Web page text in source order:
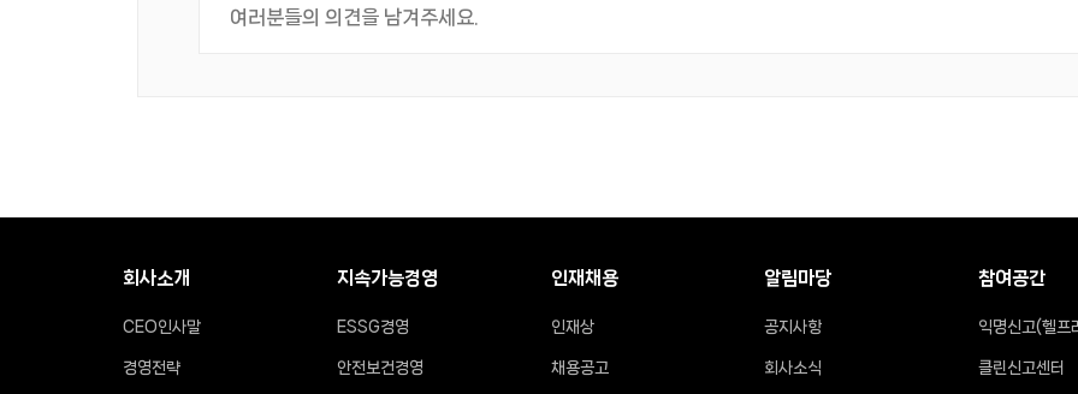
회사소개
CEO인사말
경영전략
지속가능경영
ESSG경영
안전보건경영
인재채용
인재상
채용공고
알림마당
공지사항
회사소식
참여공간
익명신고(헬프
클린신고센터